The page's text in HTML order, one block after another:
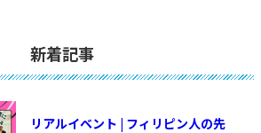
新着記事
リアルイベント | フィリピン人の先